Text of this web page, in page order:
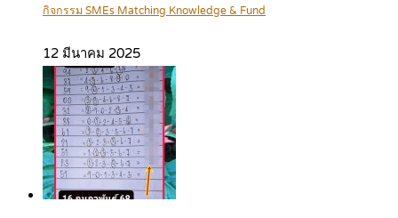
กิจกรรม SMEs Matching Knowledge & Fund
12 มีนาคม 2025